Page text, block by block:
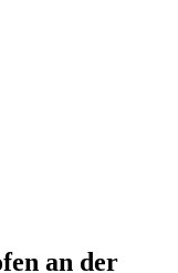
an der